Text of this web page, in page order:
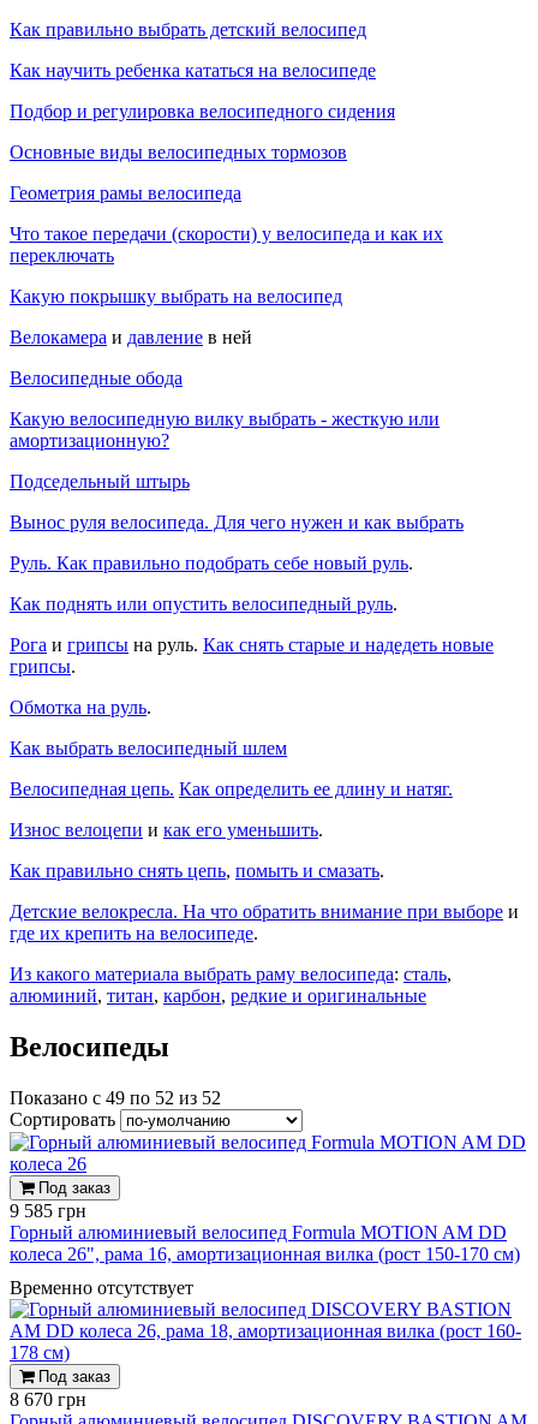
Как правильно выбрать детский велосипед
Как научить ребенка кататься на велосипеде
Подбор и регулировка велосипедного сидения
Основные виды велосипедных тормозов
Геометрия рамы велосипеда
Что такое передачи (скорости) у велосипеда и как их
переключать
Какую покрышку выбрать на велосипед
Велокамера и давление в ней
Велосипедные обода
Какую велосипедную вилку выбрать - жесткую или
амортизационную?
Подседельный штырь
Вынос руля велосипеда. Для чего нужен и как выбрать
Руль. Как правильно подобрать себе новый руль.
Как поднять или опустить велосипедный руль.
Рога и грипсы на руль. Как снять старые и надедеть новые
грипсы.
Обмотка на руль.
Как выбрать велосипедный шлем
Велосипедная цепь. Как определить ее длину и натяг.
Износ велоцепи и как его уменьшить.
Как правильно снять цепь, помыть и смазать.
Детские велокресла. На что обратить внимание при выборе и
где их крепить на велосипеде.
Из какого материала выбрать раму велосипеда: сталь,
алюминий, титан, карбон, редкие и оригинальные
Велосипеды
Показано с 49 по 52 из 52
Сортировать
Под заказ
9 585 грн
Горный алюминиевый велосипед Formula MOTION AM DD
колеса 26", рама 16, амортизационная вилка (рост 150-170 см)
Временно отсутствует
Под заказ
8 670 грн